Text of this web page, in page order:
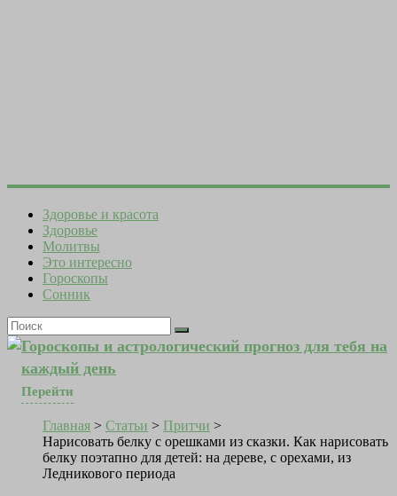
Здоровье и красота
Здоровье
Молитвы
Это интересно
Гороскопы
Сонник
Гороскопы и астрологический прогноз для тебя на
каждый день
Перейти
Главная > Статьи > Притчи >
Нарисовать белку с орешками из сказки. Как нарисовать
белку поэтапно для детей: на дереве, с орехами, из
Ледникового периода